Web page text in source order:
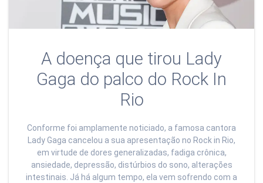
A doença que tirou Lady
Gaga do palco do Rock In
Rio
Conforme foi amplamente noticiado, a famosa cantora
Lady Gaga cancelou a sua apresentação no Rock in Rio,
em virtude de dores generalizadas, fadiga crônica,
ansiedade, depressão, distúrbios do sono, alterações
intestinais. Já há algum tempo, ela vem sofrendo com a